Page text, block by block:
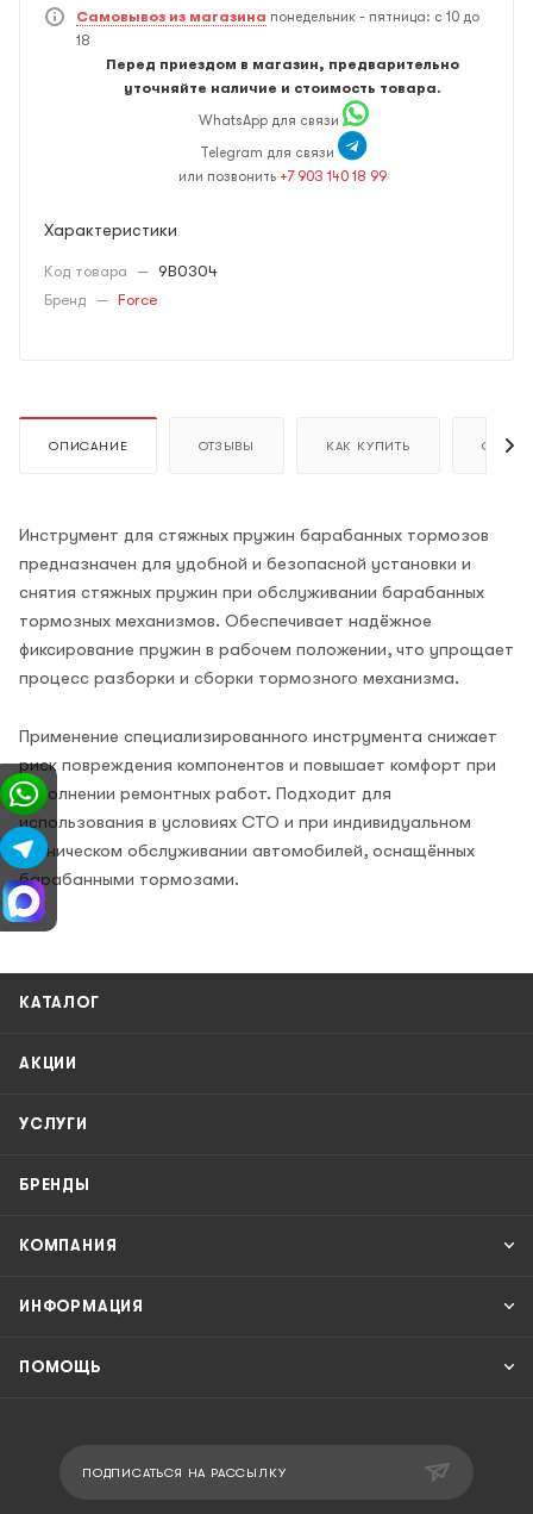
Самовывоз из магазина понедельник - пятница: с 10 до
18
Перед приездом в магазин, предварительно
уточняйте наличие и стоимость товара.
WhatsApp для связи
Telegram для связи
или позвонить +7 903 140 18 99
Характеристики
Код товара — 9B0304
Бренд — Force
ОПИСАНИЕ ОТЗЫВЫ КАК КУПИТЬ ОПЛАТА
Инструмент для стяжных пружин барабанных тормозов
предназначен для удобной и безопасной установки и
снятия стяжных пружин при обслуживании барабанных
тормозных механизмов. Обеспечивает надёжное
фиксирование пружин в рабочем положении, что упрощает
процесс разборки и сборки тормозного механизма.
Применение специализированного инструмента снижает
риск повреждения компонентов и повышает комфорт при
выполнении ремонтных работ. Подходит для
использования в условиях СТО и при индивидуальном
техническом обслуживании автомобилей, оснащённых
барабанными тормозами.
КАТАЛОГ
АКЦИИ
УСЛУГИ
БРЕНДЫ
КОМПАНИЯ
ИНФОРМАЦИЯ
ПОМОЩЬ
ПОДПИСАТЬСЯ НА РАССЫЛКУ